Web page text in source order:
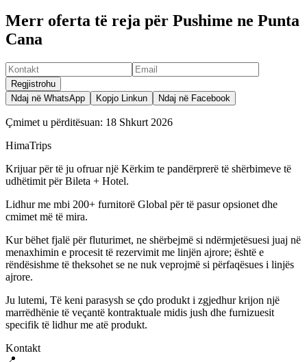
Merr oferta të reja për Pushime ne Punta
Cana
Regjistrohu
Ndaj në WhatsApp
Kopjo Linkun Ndaj në Facebook
Çmimet u përditësuan: 18 Shkurt 2026
HimaTrips
Krijuar për të ju ofruar një Kërkim te pandërprerë të shërbimeve të
udhëtimit për Bileta + Hotel.
Lidhur me mbi 200+ furnitorë Global për të pasur opsionet dhe
cmimet më të mira.
Kur bëhet fjalë për fluturimet, ne shërbejmë si ndërmjetësuesi juaj në
menaxhimin e procesit të rezervimit me linjën ajrore; është e
rëndësishme të theksohet se ne nuk veprojmë si përfaqësues i linjës
ajrore.
Ju lutemi, Të keni parasysh se çdo produkt i zgjedhur krijon një
marrëdhënie të veçantë kontraktuale midis jush dhe furnizuesit
specifik të lidhur me atë produkt.
Kontakt